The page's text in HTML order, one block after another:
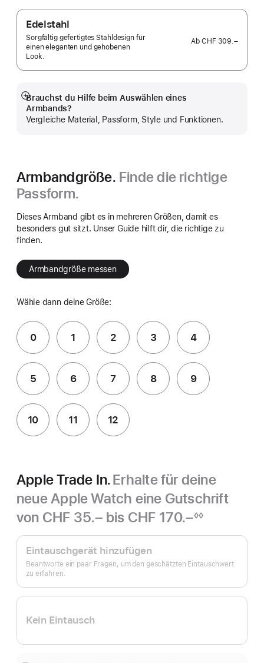
Edelstahl
Sorgfältig gefertigtes Stahldesign für
einen eleganten und gehobenen
Look.
AbCHF 309.–
Brauchst du Hilfe beim Auswählen eines
Armbands?
Vergleiche Material, Passform, Style und Funktionen.
Mehr
anzeigen
Armbandgröße. Finde die richtige
Passform.
Dieses Armband gibt es in mehreren Größen, damit es
besonders gut sitzt. Unser Guide hilft dir, die richtige zu
finden.
Armbandgröße messen
Wähle dann deine Größe:
0 1 2 3 4
5 6 7 8 9
10 11 12
Apple Trade In.Erhalte für deine
neue Apple Watch eine Gutschrift
von CHF 35.– bis CHF 170.–◊◊
Apple
Trade In.
Eintauschgerät hinzufügen
Beantworte ein paar Fragen, um den geschätzten Eintauschwert
zu erfahren.
Kein Eintausch